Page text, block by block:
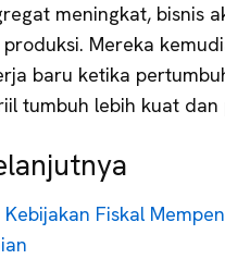
meningkat, bisnis
Mereka
baru ketika
tumbuh lebih kuat
Kebijakan Fiskal